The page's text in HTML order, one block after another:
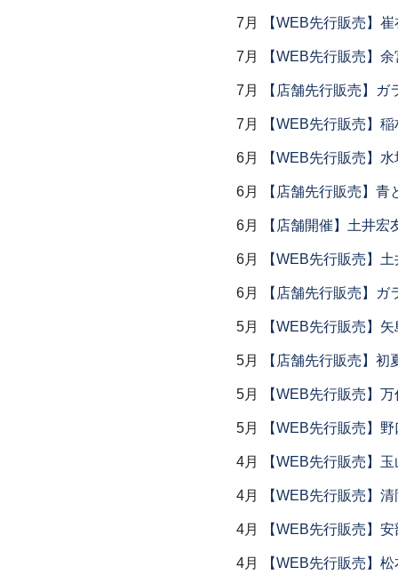
7月 【WEB先行販売】
7月 【WEB先行販売】
7月 【店舗先行販売】ガ
7月 【WEB先行販売】
6月 【WEB先行販売】
6月 【店舗先行販売】青
6月 【店舗開催】土井宏
6月 【WEB先行販売】
6月 【店舗先行販売】ガ
5月 【WEB先行販売】
5月 【店舗先行販売】初
5月 【WEB先行販売】
5月 【WEB先行販売】
4月 【WEB先行販売】
4月 【WEB先行販売】
4月 【WEB先行販売】
4月 【WEB先行販売】